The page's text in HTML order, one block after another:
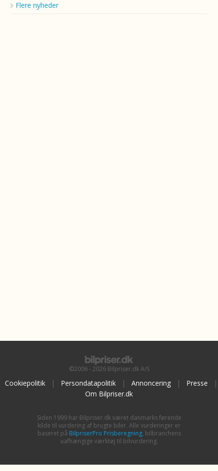
Flere nyheder
©2006 - 2026 Bilpriser.dk A/S
Cookiepolitik | Persondatapolitik | Annoncering | Presse
|
Om Bilpriser.dk
Siden 1999 har Bilpriser.dk været danmarks førende
kilde til vurdering af brugte biler. Alle vurderinger er
baseret på BilpriserPro Prisberegning, bilbranchens
uafhængige værktøj til bilvurdering.